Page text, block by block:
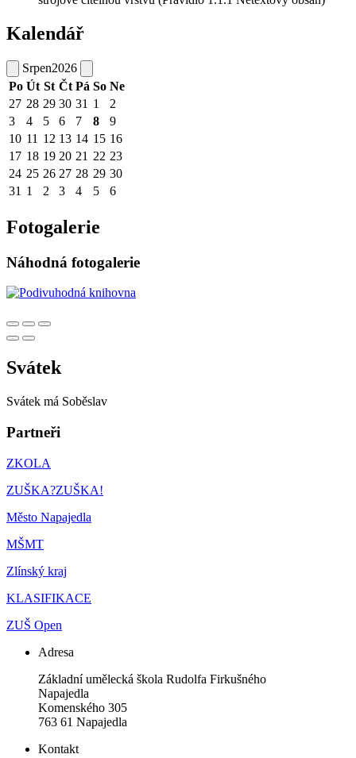
Kalendář
Srpen2026
Po Út St Čt Pá So Ne
27 28 29 30 31 1
2
3
4 5 6 7 8
9
10 11 12 13 14 15 16
17 18 19 20 21 22 23
24 25 26 27 28 29 30
31 1 2 3 4 5 6
Fotogalerie
Náhodná fotogalerie
Svátek
Svátek má Soběslav
Partneři
ZKOLA
ZUŠKA?ZUŠKA!
Město Napajedla
MŠMT
Zlínský kraj
KLASIFIKACE
ZUŠ Open
Adresa
Základní umělecká škola Rudolfa Firkušného
Napajedla
Komenského 305
763 61 Napajedla
Kontakt